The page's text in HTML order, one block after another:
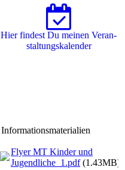
Hier findest Du meinen Ver­an­
stal­tungs­ka­len­der
Informationsmaterialien
Flyer MT Kinder und
Jugendliche_1.pdf(1.43MB)